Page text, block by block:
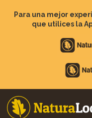
contenido
Para una mejor
que utilices la